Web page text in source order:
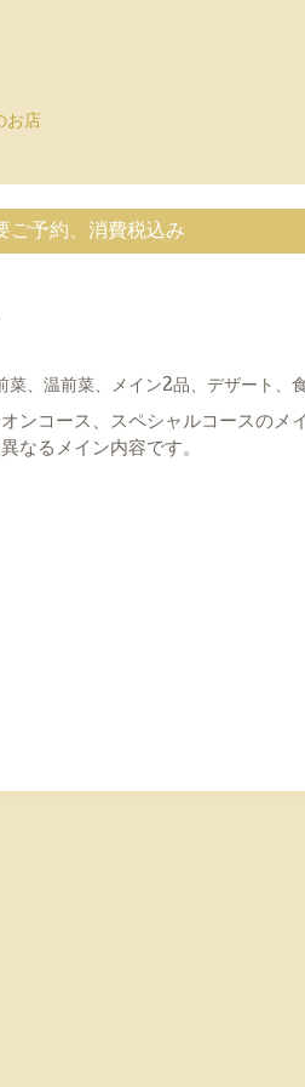
店
予約、消費税込み
菜、温前菜、メイン2品、デザート、
ンコース、スペシャルコースのメ
なるメイン内容です。